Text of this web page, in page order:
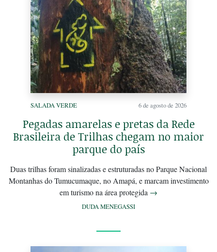
SALADA VERDE 6 de agosto de 2026
Pegadas amarelas e pretas da Rede
Brasileira de Trilhas chegam no maior
parque do país
Duas trilhas foram sinalizadas e estruturadas no Parque Nacional
Montanhas do Tumucumaque, no Amapá, e marcam investimento
em turismo na área protegida →
DUDA MENEGASSI